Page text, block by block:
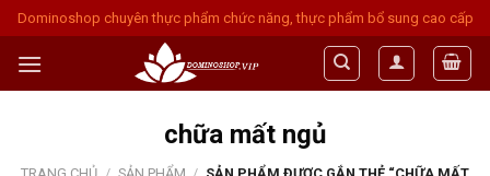
Skip
to
content
Dominoshop chuyên thực phẩm chức năng, thực phẩm bổ sung cao cấp
chữa mất ngủ